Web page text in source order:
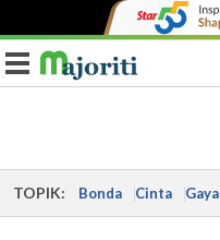
Toggle navigation
TOPIK: Bonda Cinta Gaya